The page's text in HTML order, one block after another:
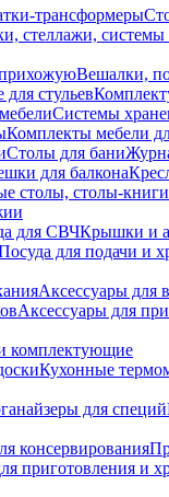
трансформеры
стеллажи, системы
Вешалки,
стульев
Системы
Комплекты мебели
Столы для бани
для балкона
столы, столы-книги
для СВЧКрышки и
для подачи и
Аксессуары для
Аксессуары для
комплектующие
Кухонные
для специй
консервирования
приготовления и